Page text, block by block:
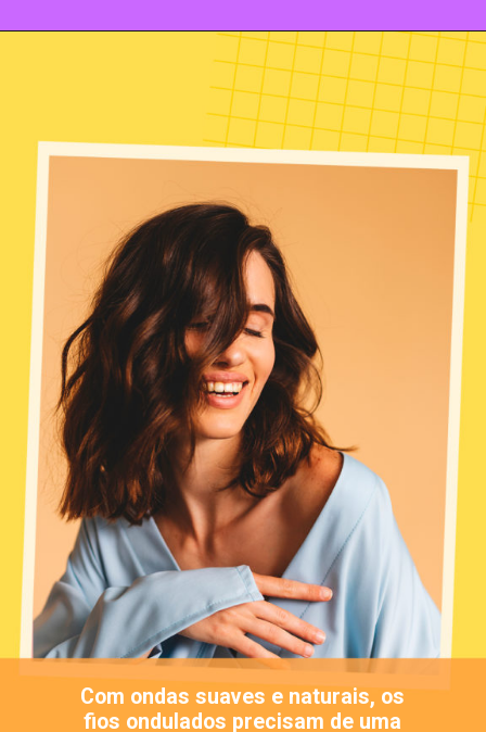
Com ondas suaves e naturais, os
fios ondulados precisam de uma